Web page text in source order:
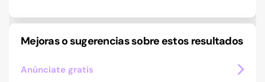
Mejoras o sugerencias sobre estos resultados
Anúnciate gratis